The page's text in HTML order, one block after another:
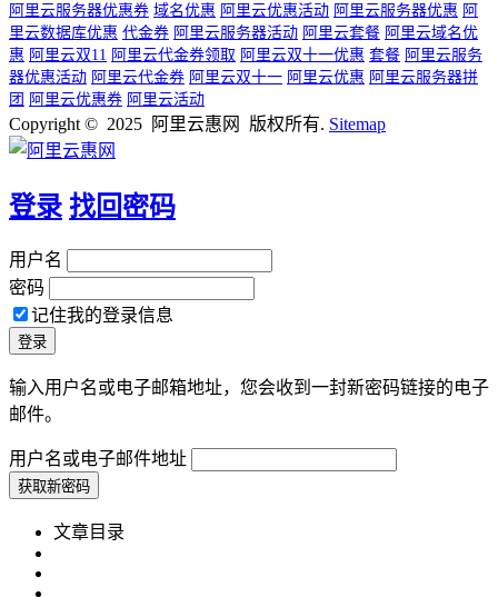
阿里云服务器优惠券 域名优惠 阿里云优惠活动 阿里云服务器优惠 阿
里云数据库优惠 代金券 阿里云服务器活动 阿里云套餐 阿里云域名优
惠 阿里云双11 阿里云代金券领取 阿里云双十一优惠 套餐 阿里云服务
器优惠活动 阿里云代金券 阿里云双十一 阿里云优惠 阿里云服务器拼
团 阿里云优惠券 阿里云活动
Copyright © 2025 阿里云惠网 版权所有. Sitemap
登录 找回密码
用户名
密码
记住我的登录信息
输入用户名或电子邮箱地址，您会收到一封新密码链接的电子
邮件。
用户名或电子邮件地址
文章目录